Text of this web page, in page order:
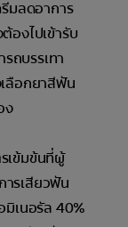
มลดอาการ
องไปเข้ารับ
ถบรรเทา
ลือกยาสีฟัน
ง
เข้มข้นที่ผู้
ารเสียวฟัน
มิเนอรัล 40%